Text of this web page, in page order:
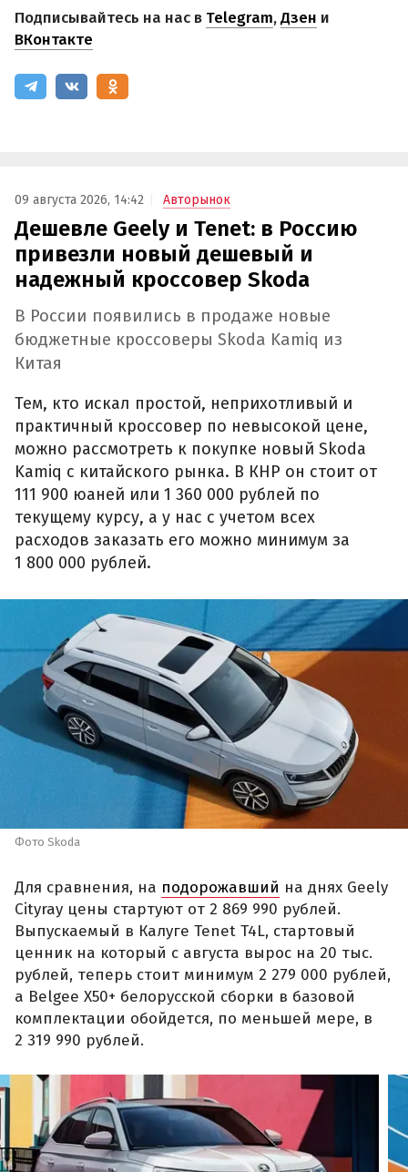
Подписывайтесь на нас в Telegram,Дзен и
ВКонтакте
09 августа 2026, 14:42 Авторынок
Дешевле Geely и Tenet: в Россию
привезли новый дешевый и
надежный кроссовер Skoda
В России появились в продаже новые
бюджетные кроссоверы Skoda Kamiq из
Китая
Тем, кто искал простой, неприхотливый и
практичный кроссовер по невысокой цене,
можно рассмотреть к покупке новый Skoda
Kamiq с китайского рынка. В КНР он стоит от
111 900 юаней или 1 360 000 рублей по
текущему курсу, а у нас с учетом всех
расходов заказать его можно минимум за
1 800 000 рублей.
Фото Skoda
Для сравнения, на подорожавший на днях Geely
Cityray цены стартуют от 2 869 990 рублей.
Выпускаемый в Калуге Tenet T4L, стартовый
ценник на который с августа вырос на 20 тыс.
рублей, теперь стоит минимум 2 279 000 рублей,
а Belgee X50+ белорусской сборки в базовой
комплектации обойдется, по меньшей мере, в
2 319 990 рублей.